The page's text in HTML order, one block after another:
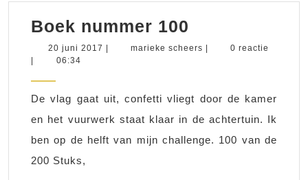
Boek nummer 100
nummer
20 juni 2017 20
marieke scheers marieke0 reactie
06:34
De vlag gaat uit, confetti vliegt door de kamer
en het vuurwerk staat klaar in de achtertuin. Ik
ben op de helft van mijn challenge. 100 van de
200 Stuks,